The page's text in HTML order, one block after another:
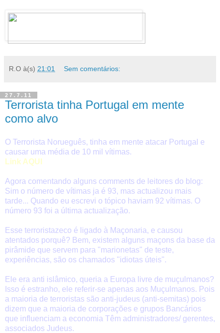
R.O à(s) 21:01 Sem comentários:
27.7.11
Terrorista tinha Portugal em mente
como alvo
O Terrorista Norueguês, tinha em mente atacar Portugal e
causar uma média de 10 mil vítimas.
Link AQUI
Agora comentando alguns comments de leitores do blog:
Sim o número de vítimas ja é 93, mas actualizou mais
tarde... Quando eu escrevi o tópico haviam 92 vítimas. O
número 93 foi a última actualização.
Esse terroristazeco é ligado à Maçonaria, e causou
atentados porquê? Bem, existem alguns maçons da base da
pirâmide que servem para "marionetas" de teste,
experiências, são os chamados "idiotas úteis".
Ele era anti islâmico, queria a Europa livre de muçulmanos?
Isso é estranho, ele referir-se apenas aos Muçulmanos. Pois
a maioria de terroristas são anti-judeus (anti-semitas) pois
dizem que a maioria de corporações e grupos Bancários
que influenciam a economia Têm administradores/ gerentes,
associados Judeus.